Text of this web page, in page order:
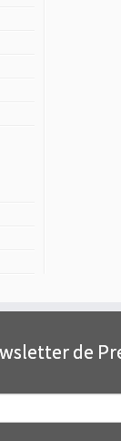
de